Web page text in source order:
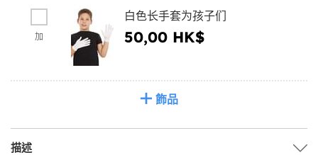
加
白色长手套为孩子们
50,00 HK$
飾品
描述